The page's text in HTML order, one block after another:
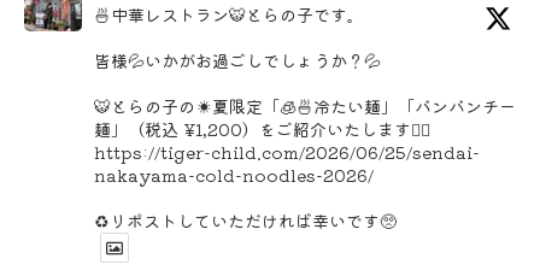
🍜中華レストラン🐯とらの子です。
皆様💦いかがお過ごしでしょうか？💦
🐯とらの子の☀️夏限定「🧊🍜冷たい麺」「バンバンチー
麺」（税込 ¥1,200）をご紹介いたします🙇‍♂️
https://tiger-child.com/2026/06/25/sendai-
nakayama-cold-noodles-2026/
♻️リポストしていただければ幸いです🥺